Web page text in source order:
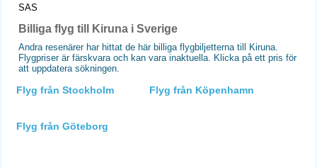
SAS
Billiga flyg till Kiruna i Sverige
Andra resenärer har hittat de här billiga flygbiljetterna till Kiruna.
Flygpriser är färskvara och kan vara inaktuella. Klicka på ett pris för
att uppdatera sökningen.
Flyg från Stockholm Flyg från Köpenhamn
Flyg från Göteborg